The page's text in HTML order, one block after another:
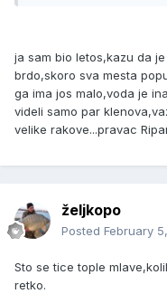
ja sam bio letos,kazu da
brdo,skoro sva mesta
ga ima jos malo,voda je
videli samo par
velike rakove...pravac
željkopo
Posted February
Sto se tice tople
retko.